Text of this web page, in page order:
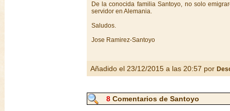
De la conocida familia Santoyo, no solo
servidor en Alemania.
Saludos.
Jose Ramirez-Santoyo
Añadido el 23/12/2015 a las 20:57 por
8 Comentarios de Santoyo